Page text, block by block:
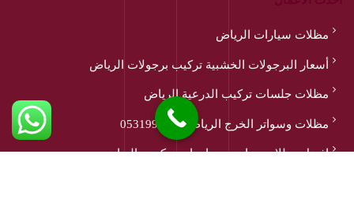
مظلات سيارات الرياض
أسعار البرجولات الخشبية تركيب برجولات الرياض
مظلات جلسات تركيب الدرعية الرياض
مظلات وسواتر الخرج الرياض 0531997663
افضل مظلات مدارس وجامعات تركيب بالرياض